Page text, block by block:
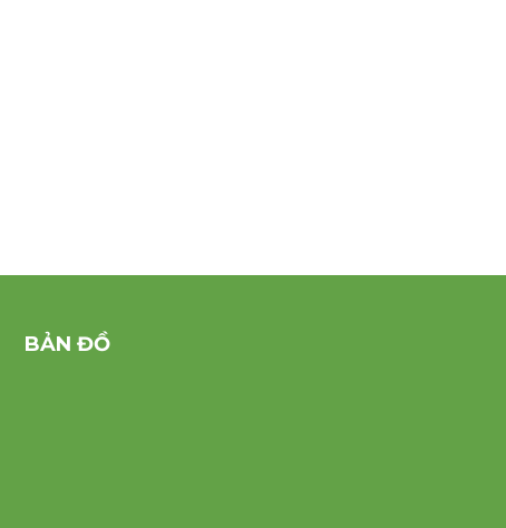
BẢN ĐỒ